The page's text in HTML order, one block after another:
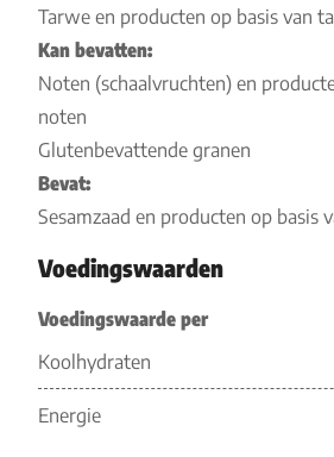
Tarwe en producten op basis van
Kan bevatten:
Noten (schaalvruchten) en
noten
Glutenbevattende granen
Bevat:
Sesamzaad en producten op basis
Voedingswaarden
Voedingswaarde per
Koolhydraten
Energie